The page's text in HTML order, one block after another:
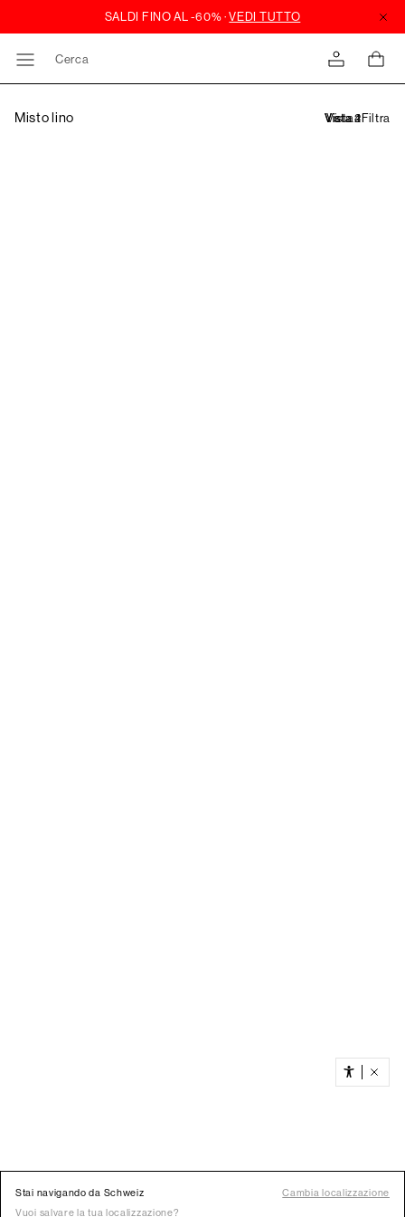
Cerca
Misto lino Filtra
Stai navigando da Schweiz
Cambia localizzazione
Vuoi salvare la tua localizzazione?